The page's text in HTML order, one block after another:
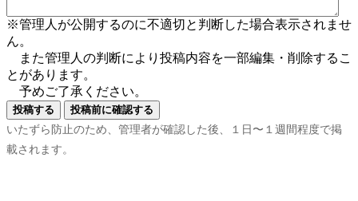
※管理人が公開するのに不適切と判断した場合表示されませ
ん。
また管理人の判断により投稿内容を一部編集・削除するこ
とがあります。
予めご了承ください。
いたずら防止のため、管理者が確認した後、１日〜１週間程度で掲
載されます。